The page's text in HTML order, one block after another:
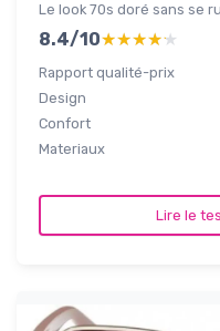
Le look 70s doré sans se
8.4/10★★★★★
★★★★★
Rapport qualité-prix
Design
Confort
Materiaux
Lire le